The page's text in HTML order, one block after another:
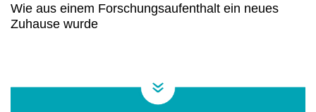
Wie aus einem Forschungsaufenthalt ein neues
Zuhause wurde